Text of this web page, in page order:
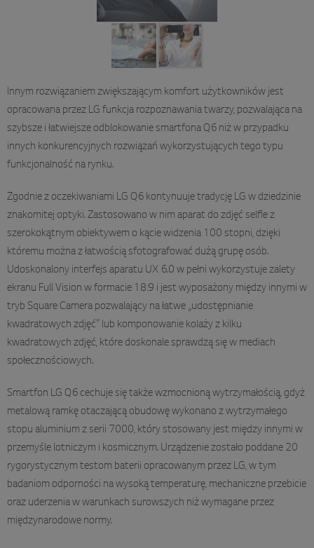
Innym rozwiązaniem zwiększającym komfort użytkowników jest
opracowana przez LG funkcja rozpoznawania twarzy, pozwalająca na
szybsze i łatwiejsze odblokowanie smartfona Q6 niż w przypadku
innych konkurencyjnych rozwiązań wykorzystujących tego typu
funkcjonalność na rynku.
Zgodnie z oczekiwaniami LG Q6 kontynuuje tradycję LG w dziedzinie
znakomitej optyki. Zastosowano w nim aparat do zdjęć selfie z
szerokokątnym obiektywem o kącie widzenia 100 stopni, dzięki
któremu można z łatwością sfotografować dużą grupę osób.
Udoskonalony interfejs aparatu UX 6.0 w pełni wykorzystuje zalety
ekranu Full Vision w formacie 18:9 i jest wyposażony między innymi w
tryb Square Camera pozwalający na łatwe „udostępnianie
kwadratowych zdjęć” lub komponowanie kolaży z kilku
kwadratowych zdjęć, które doskonale sprawdzą się w mediach
społecznościowych.
Smartfon LG Q6 cechuje się także wzmocnioną wytrzymałością, gdyż
metalową ramkę otaczającą obudowę wykonano z wytrzymałego
stopu aluminium z serii 7000, który stosowany jest między innymi w
przemyśle lotniczym i kosmicznym. Urządzenie zostało poddane 20
rygorystycznym testom baterii opracowanym przez LG, w tym
badaniom odporności na wysoką temperaturę, mechaniczne przebicie
oraz uderzenia w warunkach surowszych niż wymagane przez
międzynarodowe normy.